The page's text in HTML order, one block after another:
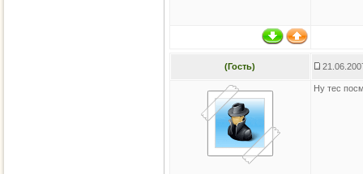
(Гость)
Ну тес